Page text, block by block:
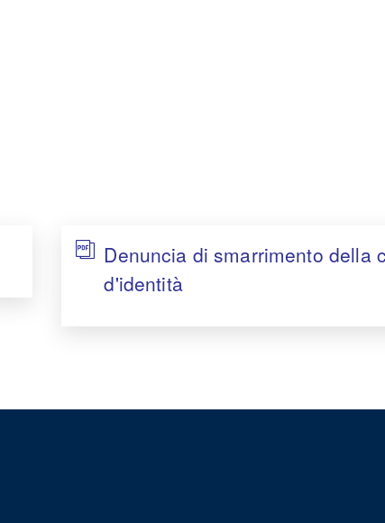
Denuncia di smarrimento della
d'identità